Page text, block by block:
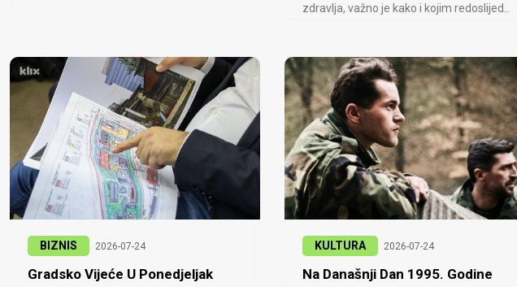
zdravlja, važno je kako i kojim redoslijed..
BIZNIS 2026-07-24
Gradsko Vijeće U Ponedjeljak
KULTURA 2026-07-24
Na Današnji Dan 1995. Godine